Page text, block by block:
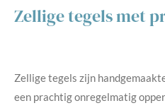
Zellige tegels met
Zellige tegels zijn
een prachtig onregelmatig